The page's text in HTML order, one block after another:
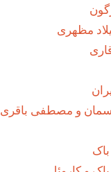
مظهری
و مصطفی باقری